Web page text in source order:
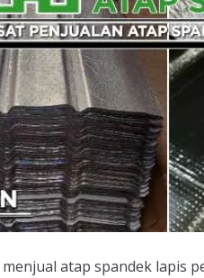
menjual atap spandek lapis